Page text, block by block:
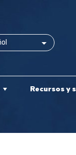
Recursos y